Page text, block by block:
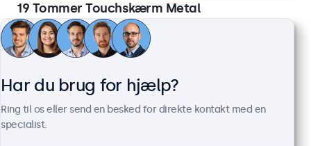
19 Tommer Touchskærm Metal
Varenummer:19TS7M
100+ stk. på lager
Full HD-panel med multi-touch
HDMI, DisplayPort, USB-C, VGA
Montering: skrivebord, indbygget, væg
Har du brug for hjælp?
Ring til os eller send en besked for direkte kontakt med en
specialist.